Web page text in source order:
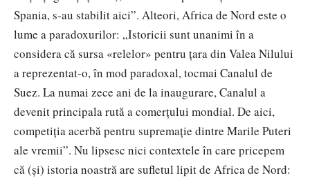
Spania, s-au stabilit aici”. Alteori, Africa de Nord este o
lume a paradoxurilor: „Istoricii sunt unanimi în a
considera că sursa «relelor» pentru țara din Valea Nilului
a reprezentat-o, în mod paradoxal, tocmai Canalul de
Suez. La numai zece ani de la inaugurare, Canalul a
devenit principala rută a comerțului mondial. De aici,
competiția acerbă pentru supremație dintre Marile Puteri
ale vremii”. Nu lipsesc nici contextele în care pricepem
că (și) istoria noastră are sufletul lipit de Africa de Nord: